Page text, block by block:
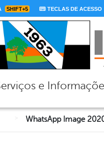
SHIFT+5 TECLAS DE ACESSO
menu principal de
e
aqui:WhatsApp Image